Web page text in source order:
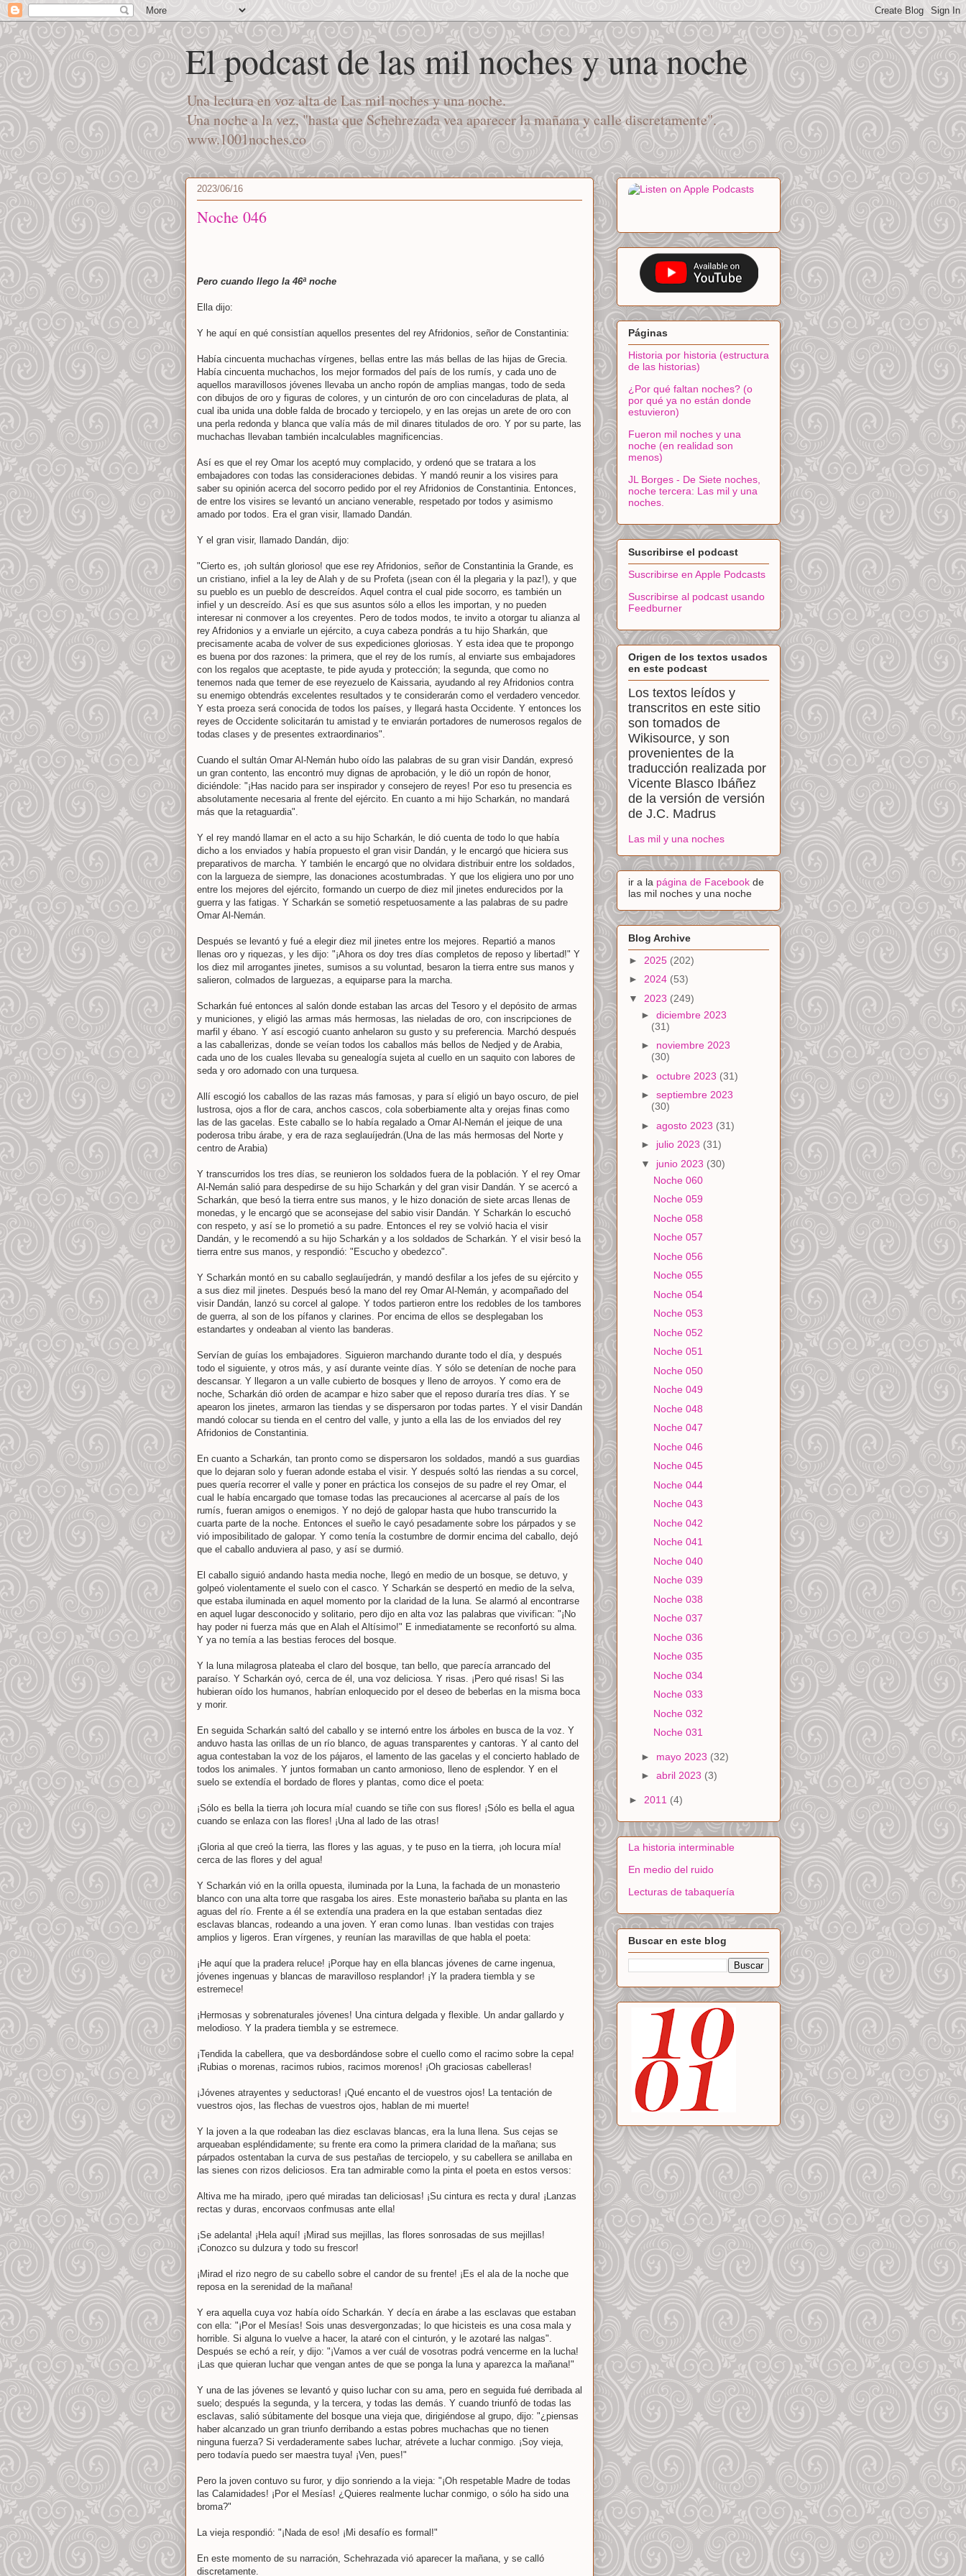
El podcast de las mil noches y una noche
Una lectura en voz alta de Las mil noches y una noche.
Una noche a la vez, "hasta que Schehrezada vea aparecer la mañana y calle discretamente".
www.1001noches.co
2023/06/16
Noche 046
Pero cuando llego la 46ª noche
Ella dijo:
Y he aquí en qué consistían aquellos presentes del rey Afridonios, señor de Constantinia:
Había cincuenta muchachas vírgenes, bellas entre las más bellas de las hijas de Grecia.
Había cincuenta muchachos, los mejor formados del país de los rumís, y cada uno de
aquellos maravillosos jóvenes llevaba un ancho ropón de amplias mangas, todo de seda
con dibujos de oro y figuras de colores, y un cinturón de oro con cinceladuras de plata, al
cual iba unida una doble falda de brocado y terciopelo, y en las orejas un arete de oro con
una perla redonda y blanca que valía más de mil dinares titulados de oro. Y por su parte, las
muchachas llevaban también incalculables magnificencias.
Así es que el rey Omar los aceptó muy complacido, y ordenó que se tratara a los
embajadores con todas las consideraciones debidas. Y mandó reunir a los visires para
saber su opinión acerca del socorro pedido por el rey Afridonios de Constantinia. Entonces,
de entre los visires se levantó un anciano venerable, respetado por todos y asimismo
amado por todos. Era el gran visir, llamado Dandán.
Y el gran visir, llamado Dandán, dijo:
"Cierto es, ¡oh sultán glorioso! que ese rey Afridonios, señor de Constantinia la Grande, es
un cristiano, infiel a la ley de Alah y de su Profeta (¡sean con él la plegaria y la paz!), y que
su pueblo es un pueblo de descreídos. Aquel contra el cual pide socorro, es también un
infiel y un descreído. Así es que sus asuntos sólo a ellos les importan, y no pueden
interesar ni conmover a los creyentes. Pero de todos modos, te invito a otorgar tu alianza al
rey Afridonios y a enviarle un ejército, a cuya cabeza pondrás a tu hijo Sharkán, que
precisamente acaba de volver de sus expediciones gloriosas. Y esta idea que te propongo
es buena por dos razones: la primera, que el rey de los rumís, al enviarte sus embajadores
con los regalos que aceptaste, te pide ayuda y protección; la segunda, que como no
tenemos nada que temer de ese reyezuelo de Kaissaria, ayudando al rey Afridonios contra
su enemigo obtendrás excelentes resultados y te considerarán como el verdadero vencedor.
Y esta proeza será conocida de todos los países, y llegará hasta Occidente. Y entonces los
reyes de Occidente solicitarán tu amistad y te enviarán portadores de numerosos regalos de
todas clases y de presentes extraordinarios".
Cuando el sultán Omar Al-Nemán hubo oído las palabras de su gran visir Dandán, expresó
un gran contento, las encontró muy dignas de aprobación, y le dió un ropón de honor,
diciéndole: "¡Has nacido para ser inspirador y consejero de reyes! Por eso tu presencia es
absolutamente necesaria al frente del ejército. En cuanto a mi hijo Scharkán, no mandará
más que la retaguardia".
Y el rey mandó llamar en el acto a su hijo Scharkán, le dió cuenta de todo lo que había
dicho a los enviados y había propuesto el gran visir Dandán, y le encargó que hiciera sus
preparativos de marcha. Y también le encargó que no olvidara distribuir entre los soldados,
con la largueza de siempre, las donaciones acostumbradas. Y que los eligiera uno por uno
entre los mejores del ejército, formando un cuerpo de diez mil jinetes endurecidos por la
guerra y las fatigas. Y Scharkán se sometió respetuosamente a las palabras de su padre
Omar Al-Nemán.
Después se levantó y fué a elegir diez mil jinetes entre los mejores. Repartió a manos
llenas oro y riquezas, y les dijo: "¡Ahora os doy tres días completos de reposo y libertad!" Y
los diez mil arrogantes jinetes, sumisos a su voluntad, besaron la tierra entre sus manos y
salieron, colmados de larguezas, a equiparse para la marcha.
Scharkán fué entonces al salón donde estaban las arcas del Tesoro y el depósito de armas
y municiones, y eligió las armas más hermosas, las nieladas de oro, con inscripciones de
marfil y ébano. Y así escogió cuanto anhelaron su gusto y su preferencia. Marchó después
a las caballerizas, donde se veían todos los caballos más bellos de Nedjed y de Arabia,
cada uno de los cuales llevaba su genealogía sujeta al cuello en un saquito con labores de
seda y oro adornado con una turquesa.
Allí escogió los caballos de las razas más famosas, y para sí eligió un bayo oscuro, de piel
lustrosa, ojos a flor de cara, anchos cascos, cola soberbiamente alta y orejas finas como
las de las gacelas. Este caballo se lo había regalado a Omar Al-Nemán el jeique de una
poderosa tribu árabe, y era de raza seglauíjedrán.(Una de las más hermosas del Norte y
centro de Arabia)
Y transcurridos los tres días, se reunieron los soldados fuera de la población. Y el rey Omar
Al-Nemán salió para despedirse de su hijo Scharkán y del gran visir Dandán. Y se acercó a
Scharkán, que besó la tierra entre sus manos, y le hizo donación de siete arcas llenas de
monedas, y le encargó que se aconsejase del sabio visir Dandán. Y Scharkán lo escuchó
con respeto, y así se lo prometió a su padre. Entonces el rey se volvió hacia el visir
Dandán, y le recomendó a su hijo Scharkán y a los soldados de Scharkán. Y el visir besó la
tierra entre sus manos, y respondió: "Escucho y obedezco".
Y Scharkán montó en su caballo seglauíjedrán, y mandó desfilar a los jefes de su ejército y
a sus diez mil jinetes. Después besó la mano del rey Omar Al-Nemán, y acompañado del
visir Dandán, lanzó su corcel al galope. Y todos partieron entre los redobles de los tambores
de guerra, al son de los pífanos y clarines. Por encima de ellos se desplegaban los
estandartes y ondeaban al viento las banderas.
Servían de guías los embajadores. Siguieron marchando durante todo el día, y después
todo el siguiente, y otros más, y así durante veinte días. Y sólo se detenían de noche para
descansar. Y llegaron a un valle cubierto de bosques y lleno de arroyos. Y como era de
noche, Scharkán dió orden de acampar e hizo saber que el reposo duraría tres días. Y se
apearon los jinetes, armaron las tiendas y se dispersaron por todas partes. Y el visir Dandán
mandó colocar su tienda en el centro del valle, y junto a ella las de los enviados del rey
Afridonios de Constantinia.
En cuanto a Scharkán, tan pronto como se dispersaron los soldados, mandó a sus guardias
que lo dejaran solo y fueran adonde estaba el visir. Y después soltó las riendas a su corcel,
pues quería recorrer el valle y poner en práctica los consejos de su padre el rey Omar, el
cual le había encargado que tomase todas las precauciones al acercarse al país de los
rumís, fueran amigos o enemigos. Y no dejó de galopar hasta que hubo transcurrido la
cuarta parte de la noche. Entonces el sueño le cayó pesadamente sobre los párpados y se
vió imposibilitado de galopar. Y como tenía la costumbre de dormir encima del caballo, dejó
que el caballo anduviera al paso, y así se durmió.
El caballo siguió andando hasta media noche, llegó en medio de un bosque, se detuvo, y
golpeó violentamente el suelo con el casco. Y Scharkán se despertó en medio de la selva,
que estaba iluminada en aquel momento por la claridad de la luna. Se alarmó al encontrarse
en aquel lugar desconocido y solitario, pero dijo en alta voz las palabras que vivifican: "¡No
hay poder ni fuerza más que en Alah el Altísimo!" E inmediatamente se reconfortó su alma.
Y ya no temía a las bestias feroces del bosque.
Y la luna milagrosa plateaba el claro del bosque, tan bello, que parecía arrancado del
paraíso. Y Scharkán oyó, cerca de él, una voz deliciosa. Y risas. ¡Pero qué risas! Si las
hubieran oído los humanos, habrían enloquecido por el deseo de beberlas en la misma boca
y morir.
En seguida Scharkán saltó del caballo y se internó entre los árboles en busca de la voz. Y
anduvo hasta las orillas de un río blanco, de aguas transparentes y cantoras. Y al canto del
agua contestaban la voz de los pájaros, el lamento de las gacelas y el concierto hablado de
todos los animales. Y juntos formaban un canto armonioso, lleno de esplendor. Y en el
suelo se extendía el bordado de flores y plantas, como dice el poeta:
¡Sólo es bella la tierra ¡oh locura mía! cuando se tiñe con sus flores! ¡Sólo es bella el agua
cuando se enlaza con las flores! ¡Una al lado de las otras!
¡Gloria al que creó la tierra, las flores y las aguas, y te puso en la tierra, ¡oh locura mía!
cerca de las flores y del agua!
Y Scharkán vió en la orilla opuesta, iluminada por la Luna, la fachada de un monasterio
blanco con una alta torre que rasgaba los aires. Este monasterio bañaba su planta en las
aguas del río. Frente a él se extendía una pradera en la que estaban sentadas diez
esclavas blancas, rodeando a una joven. Y eran como lunas. Iban vestidas con trajes
amplios y ligeros. Eran vírgenes, y reunían las maravillas de que habla el poeta:
¡He aquí que la pradera reluce! ¡Porque hay en ella blancas jóvenes de carne ingenua,
jóvenes ingenuas y blancas de maravilloso resplandor! ¡Y la pradera tiembla y se
estremece!
¡Hermosas y sobrenaturales jóvenes! Una cintura delgada y flexible. Un andar gallardo y
melodioso. Y la pradera tiembla y se estremece.
¡Tendida la cabellera, que va desbordándose sobre el cuello como el racimo sobre la cepa!
¡Rubias o morenas, racimos rubios, racimos morenos! ¡Oh graciosas cabelleras!
¡Jóvenes atrayentes y seductoras! ¡Qué encanto el de vuestros ojos! La tentación de
vuestros ojos, las flechas de vuestros ojos, hablan de mi muerte!
Y la joven a la que rodeaban las diez esclavas blancas, era la luna llena. Sus cejas se
arqueaban espléndidamente; su frente era como la primera claridad de la mañana; sus
párpados ostentaban la curva de sus pestañas de terciopelo, y su cabellera se anillaba en
las sienes con rizos deliciosos. Era tan admirable como la pinta el poeta en estos versos:
Altiva me ha mirado, ¡pero qué miradas tan deliciosas! ¡Su cintura es recta y dura! ¡Lanzas
rectas y duras, encorvaos confmusas ante ella!
¡Se adelanta! ¡Hela aquí! ¡Mirad sus mejillas, las flores sonrosadas de sus mejillas!
¡Conozco su dulzura y todo su frescor!
¡Mirad el rizo negro de su cabello sobre el candor de su frente! ¡Es el ala de la noche que
reposa en la serenidad de la mañana!
Y era aquella cuya voz había oído Scharkán. Y decía en árabe a las esclavas que estaban
con ella: "¡Por el Mesías! Sois unas desvergonzadas; lo que hicisteis es una cosa mala y
horrible. Si alguna lo vuelve a hacer, la ataré con el cinturón, y le azotaré las nalgas".
Después se echó a reír, y dijo: "¡Vamos a ver cuál de vosotras podrá vencerme en la lucha!
¡Las que quieran luchar que vengan antes de que se ponga la luna y aparezca la mañana!"
Y una de las jóvenes se levantó y quiso luchar con su ama, pero en seguida fué derribada al
suelo; después la segunda, y la tercera, y todas las demás. Y cuando triunfó de todas las
esclavas, salió súbitamente del bosque una vieja que, dirigiéndose al grupo, dijo: "¿piensas
haber alcanzado un gran triunfo derribando a estas pobres muchachas que no tienen
ninguna fuerza? Si verdaderamente sabes luchar, atrévete a luchar conmigo. ¡Soy vieja,
pero todavía puedo ser maestra tuya! ¡Ven, pues!"
Pero la joven contuvo su furor, y dijo sonriendo a la vieja: "¡Oh respetable Madre de todas
las Calamidades! ¡Por el Mesías! ¿Quieres realmente luchar conmigo, o sólo ha sido una
broma?"
La vieja respondió: "¡Nada de eso! ¡Mi desafío es formal!"
En este momento de su narración, Schehrazada vió aparecer la mañana, y se calló
discretamente.
Páginas
Historia por historia (estructura
de las historias)
¿Por qué faltan noches? (o
por qué ya no están donde
estuvieron)
Fueron mil noches y una
noche (en realidad son
menos)
JL Borges - De Siete noches,
noche tercera: Las mil y una
noches.
Suscribirse el podcast
Suscribirse en Apple Podcasts
Suscribirse al podcast usando
Feedburner
Origen de los textos usados
en este podcast
Los textos leídos y
transcritos en este sitio
son tomados de
Wikisource, y son
provenientes de la
traducción realizada por
Vicente Blasco Ibáñez
de la versión de versión
de J.C. Madrus
Las mil y una noches
ir a la página de Facebook de
las mil noches y una noche
Blog Archive
► 2025 (202)
► 2024 (53)
▼ 2023 (249)
► diciembre 2023
(31)
► noviembre 2023
(30)
► octubre 2023 (31)
► septiembre 2023
(30)
► agosto 2023 (31)
► julio 2023 (31)
▼ junio 2023 (30)
Noche 060
Noche 059
Noche 058
Noche 057
Noche 056
Noche 055
Noche 054
Noche 053
Noche 052
Noche 051
Noche 050
Noche 049
Noche 048
Noche 047
Noche 046
Noche 045
Noche 044
Noche 043
Noche 042
Noche 041
Noche 040
Noche 039
Noche 038
Noche 037
Noche 036
Noche 035
Noche 034
Noche 033
Noche 032
Noche 031
► mayo 2023 (32)
► abril 2023 (3)
► 2011 (4)
La historia interminable
En medio del ruido
Lecturas de tabaquería
Buscar en este blog